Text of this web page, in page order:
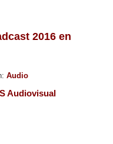
2016 en
Audio
Audiovisual